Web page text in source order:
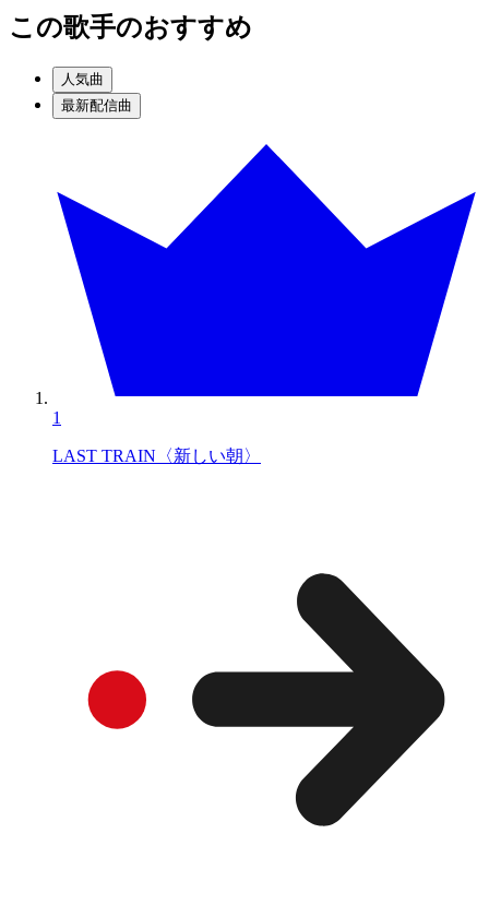
この歌手のおすすめ
人気曲
最新配信曲
1
LAST TRAIN〈新しい朝〉